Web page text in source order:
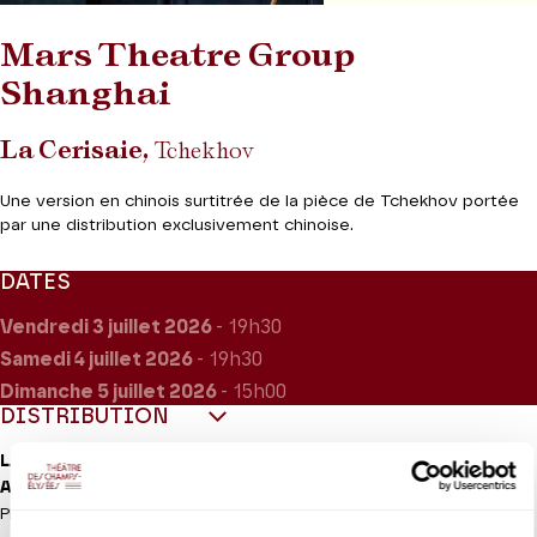
Mars Theatre Group
Shanghai
La Cerisaie, Tchekhov
Une version en chinois surtitrée de la pièce de Tchekhov portée
par une distribution exclusivement chinoise.
DATES
Vendredi 3 juillet 2026 - 19h30
Samedi 4 juillet 2026 - 19h30
Dimanche 5 juillet 2026 - 15h00
DISTRIBUTION
LA CERISAIE
Anton Tchekhov
Pièce en quatre actes (1904)